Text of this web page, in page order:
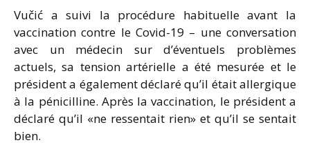
Vučić a suivi la procédure habituelle avant la
vaccination contre le Covid-19 – une conversation
avec un médecin sur d’éventuels problèmes
actuels, sa tension artérielle a été mesurée et le
président a également déclaré qu’il était allergique
à la pénicilline. Après la vaccination, le président a
déclaré qu’il «ne ressentait rien» et qu’il se sentait
bien.